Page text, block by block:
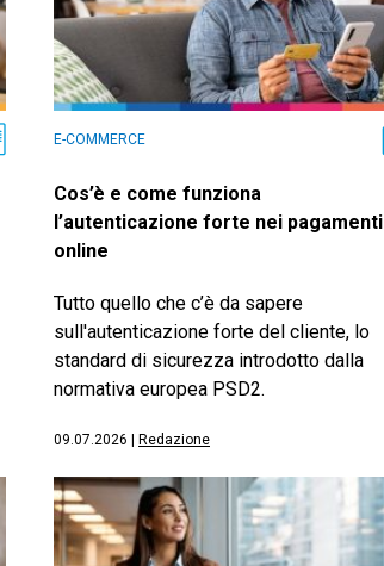
E-COMMERCE
Cos’è e come funziona
l’autenticazione forte nei pagamenti
online
Tutto quello che c’è da sapere
sull'autenticazione forte del cliente, lo
standard di sicurezza introdotto dalla
normativa europea PSD2.
09.07.2026 Redazione